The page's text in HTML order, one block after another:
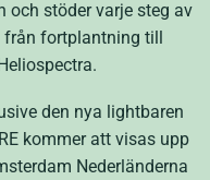
och stöder varje steg av
fortplantning till
den nya lightbaren
kommer att visas upp
Nederländerna